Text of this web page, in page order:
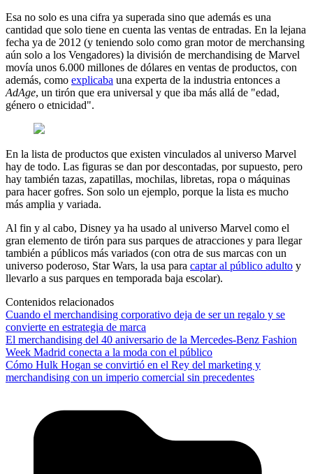
Esa no solo es una cifra ya superada sino que además es una
cantidad que solo tiene en cuenta las ventas de entradas. En la lejana
fecha ya de 2012 (y teniendo solo como gran motor de merchansing
aún solo a los Vengadores) la división de merchandising de Marvel
movía unos 6.000 millones de dólares en ventas de productos, con
además, como explicaba una experta de la industria entonces a
AdAge, un tirón que era universal y que iba más allá de "edad,
género o etnicidad".
En la lista de productos que existen vinculados al universo Marvel
hay de todo. Las figuras se dan por descontadas, por supuesto, pero
hay también tazas, zapatillas, mochilas, libretas, ropa o máquinas
para hacer gofres. Son solo un ejemplo, porque la lista es mucho
más amplia y variada.
Al fin y al cabo, Disney ya ha usado al universo Marvel como el
gran elemento de tirón para sus parques de atracciones y para llegar
también a públicos más variados (con otra de sus marcas con un
universo poderoso, Star Wars, la usa para captar al público adulto y
llevarlo a sus parques en temporada baja escolar).
Contenidos relacionados
Cuando el merchandising corporativo deja de ser un regalo y se
convierte en estrategia de marca
El merchandising del 40 aniversario de la Mercedes-Benz Fashion
Week Madrid conecta a la moda con el público
Cómo Hulk Hogan se convirtió en el Rey del marketing y
merchandising con un imperio comercial sin precedentes